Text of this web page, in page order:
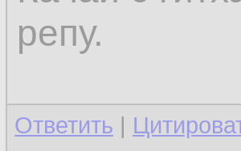
репу.
Ответить |